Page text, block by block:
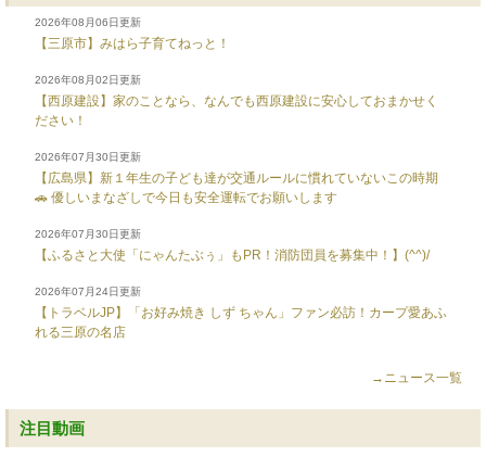
2026年08月06日更新
【三原市】みはら子育てねっと！
2026年08月02日更新
【西原建設】家のことなら、なんでも西原建設に安心しておまかせく
ださい！
2026年07月30日更新
【広島県】新１年生の子ども達が交通ルールに慣れていないこの時期
🚗 優しいまなざしで今日も安全運転でお願いします
2026年07月30日更新
【ふるさと大使「にゃんたぶぅ」もPR！消防団員を募集中！】(^^)/
2026年07月24日更新
【トラベルJP】「お好み焼き しず ちゃん」ファン必訪！カープ愛あふ
れる三原の名店
→ニュース一覧
注目動画